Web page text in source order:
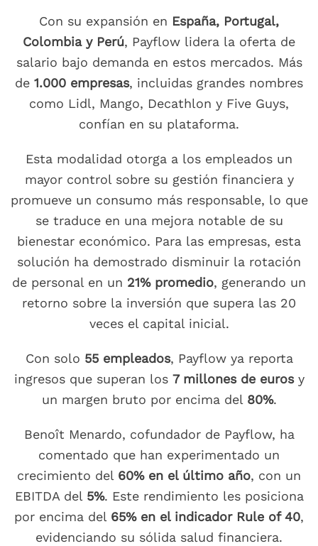
Con su expansión en España, Portugal,
Colombia y Perú, Payflow lidera la oferta de
salario bajo demanda en estos mercados. Más
de 1.000 empresas, incluidas grandes nombres
como Lidl, Mango, Decathlon y Five Guys,
confían en su plataforma.
Esta modalidad otorga a los empleados un
mayor control sobre su gestión financiera y
promueve un consumo más responsable, lo que
se traduce en una mejora notable de su
bienestar económico. Para las empresas, esta
solución ha demostrado disminuir la rotación
de personal en un 21% promedio, generando un
retorno sobre la inversión que supera las 20
veces el capital inicial.
Con solo 55 empleados, Payflow ya reporta
ingresos que superan los 7 millones de eurosy
un margen bruto por encima del 80%.
Benoît Menardo, cofundador de Payflow, ha
comentado que han experimentado un
crecimiento del 60% en el último año, con un
EBITDA del 5%. Este rendimiento les posiciona
por encima del 65% en el indicador Rule of 40,
evidenciando su sólida salud financiera.